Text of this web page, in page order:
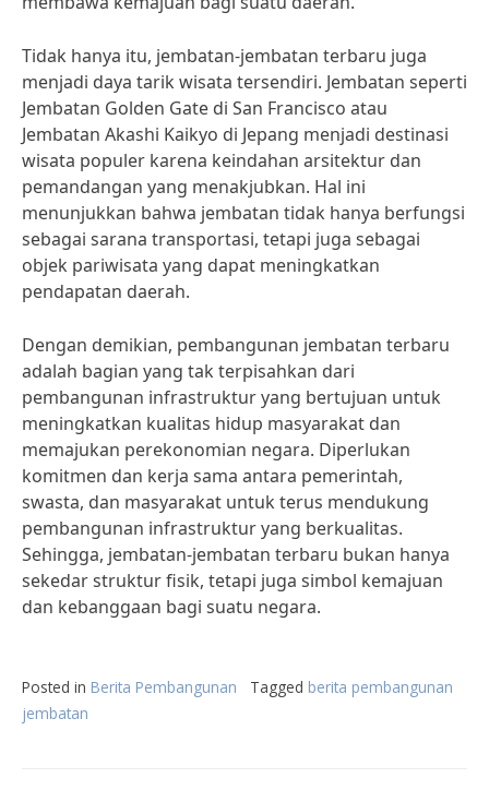
Tidak hanya itu, jembatan-jembatan terbaru juga
menjadi daya tarik wisata tersendiri. Jembatan seperti
Jembatan Golden Gate di San Francisco atau
Jembatan Akashi Kaikyo di Jepang menjadi destinasi
wisata populer karena keindahan arsitektur dan
pemandangan yang menakjubkan. Hal ini
menunjukkan bahwa jembatan tidak hanya berfungsi
sebagai sarana transportasi, tetapi juga sebagai
objek pariwisata yang dapat meningkatkan
pendapatan daerah.
Dengan demikian, pembangunan jembatan terbaru
adalah bagian yang tak terpisahkan dari
pembangunan infrastruktur yang bertujuan untuk
meningkatkan kualitas hidup masyarakat dan
memajukan perekonomian negara. Diperlukan
komitmen dan kerja sama antara pemerintah,
swasta, dan masyarakat untuk terus mendukung
pembangunan infrastruktur yang berkualitas.
Sehingga, jembatan-jembatan terbaru bukan hanya
sekedar struktur fisik, tetapi juga simbol kemajuan
dan kebanggaan bagi suatu negara.
Posted in Berita Pembangunan Tagged berita pembangunan
jembatan